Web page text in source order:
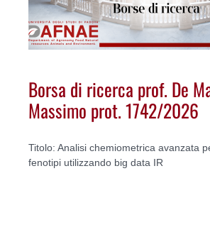
Borsa di ricerca prof. De
Massimo prot. 1742/2026
Titolo: Analisi chemiometrica avanzata
fenotipi utilizzando big data IR